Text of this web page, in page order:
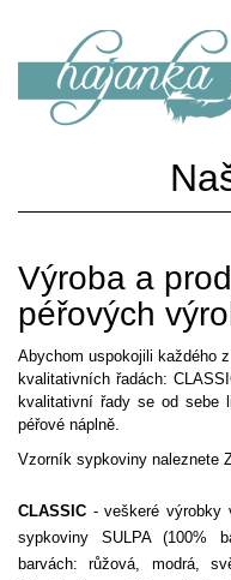
Výroba a
péřových
Abychom uspokojili každého
kvalitativních řadách:
kvalitativní řady se od sebe
péřové náplně.
Vzorník sypkoviny naleznete
CLASSIC - veškeré výrobky
sypkoviny SULPA (100%
barvách: růžová, modrá,